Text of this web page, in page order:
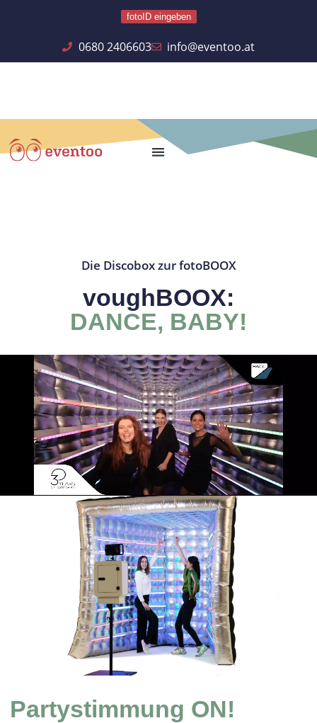
fotoID eingeben
0680 2406603 info@eventoo.at
Die Discobox zur fotoBOOX
voughBOOX:
DANCE, BABY!
Partystimmung ON!